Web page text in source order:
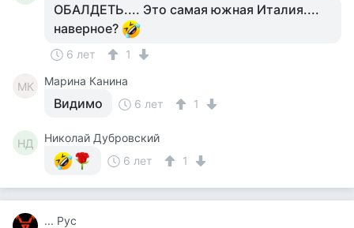
ОБАЛДЕТЬ.... Это самая южная Италия....
наверное?
6 лет 1
МК Марина Канина
Видимо 6 лет 1
НД
Николай Дубровский
6 лет
1
... Рус